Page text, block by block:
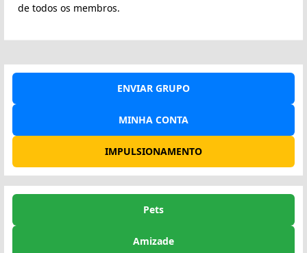
de todos os membros.
ENVIAR GRUPO
MINHA CONTA
IMPULSIONAMENTO
Pets
Amizade